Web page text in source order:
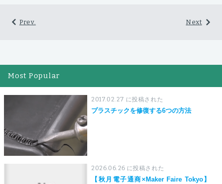
Next
Prev.
Most Popular
2017.02.27 に投稿された
プラスチックを修復する6つの方法
2026.06.26 に投稿された
【秋月電子通商×Maker Faire Tokyo】